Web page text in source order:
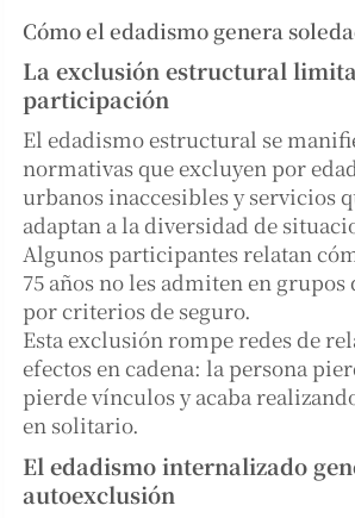
Cómo el edadismo genera
La exclusión estructural
participación
El edadismo estructural se
normativas que excluyen por
urbanos inaccesibles y servicios
adaptan a la diversidad de
Algunos participantes relatan
75 años no les admiten en
por criterios de seguro.
Esta exclusión rompe redes de
efectos en cadena: la persona
pierde vínculos y acaba
en solitario.
El edadismo internalizado
autoexclusión